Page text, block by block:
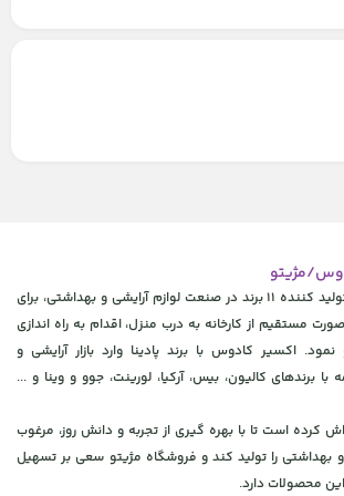
مژیتو
شرکت اکسیر کادوس تولید کننده 11 برند در صنعت لوازم آرایشی و بهداشتی، برای
مستقیم از کارخانه به درب منزل، اقدام به راه اندازی
اکسیر کادوس با برند پادینا وارد بازار آرایشی و
برندهای کالیون، بیس، آرکیا، لورینت، جوو و وینا و ...
کرده است تا با بهره گیری از تجربه و دانش روز، مرغوب
بهداشتی را تولید کند و فروشگاه مژیتو سعی بر تسهیل
محصولات دارد.